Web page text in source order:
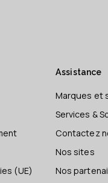
(UE)
Assistance
Marques et
Services &
Contactez
Nos sites
Nos